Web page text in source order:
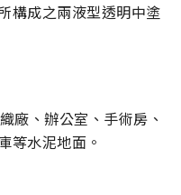
構成之兩液型透明中塗
廠、辦公室、手術房、
等水泥地面。